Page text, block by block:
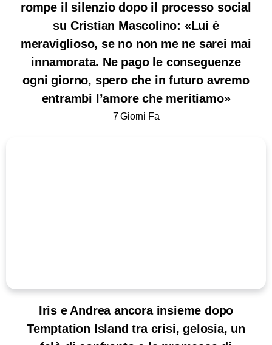
rompe il silenzio dopo il processo social
su Cristian Mascolino: «Lui è
meraviglioso, se no non me ne sarei mai
innamorata. Ne pago le conseguenze
ogni giorno, spero che in futuro avremo
entrambi l’amore che meritiamo»
7 Giorni Fa
Iris e Andrea ancora insieme dopo
Temptation Island tra crisi, gelosia, un